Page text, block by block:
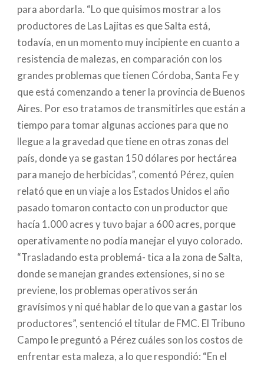
para abordarla. “Lo que quisimos mostrar a los
productores de Las Lajitas es que Salta está,
todavía, en un momento muy incipiente en cuanto a
resistencia de malezas, en comparación con los
grandes problemas que tienen Córdoba, Santa Fe y
que está comenzando a tener la provincia de Buenos
Aires. Por eso tratamos de transmitirles que están a
tiempo para tomar algunas acciones para que no
llegue a la gravedad que tiene en otras zonas del
país, donde ya se gastan 150 dólares por hectárea
para manejo de herbicidas”, comentó Pérez, quien
relató que en un viaje a los Estados Unidos el año
pasado tomaron contacto con un productor que
hacía 1.000 acres y tuvo bajar a 600 acres, porque
operativamente no podía manejar el yuyo colorado.
“Trasladando esta problemá- tica a la zona de Salta,
donde se manejan grandes extensiones, si no se
previene, los problemas operativos serán
gravísimos y ni qué hablar de lo que van a gastar los
productores”, sentenció el titular de FMC. El Tribuno
Campo le preguntó a Pérez cuáles son los costos de
enfrentar esta maleza, a lo que respondió: “En el